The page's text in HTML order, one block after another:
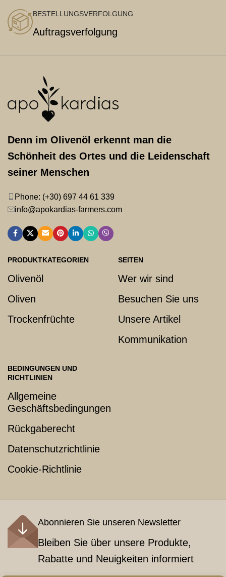
BESTELLUNGSVERFOLGUNG
Auftragsverfolgung
Denn im Olivenöl erkennt man die
Schönheit des Ortes und die Leidenschaft
seiner Menschen
Phone: (+30) 697 44 61 339
info@apokardias-farmers.com
PRODUKTKATEGORIEN
Olivenöl
Oliven
Trockenfrüchte
SEITEN
Wer wir sind
Besuchen Sie uns
Unsere Artikel
Kommunikation
BEDINGUNGEN UND
RICHTLINIEN
Allgemeine
Geschäftsbedingungen
Rückgaberecht
Datenschutzrichtlinie
Cookie-Richtlinie
Abonnieren Sie unseren Newsletter
Bleiben Sie über unsere Produkte,
Rabatte und Neuigkeiten informiert